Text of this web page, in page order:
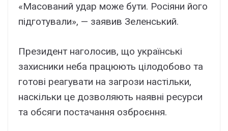
«Масований удар може бути. Росіяни його
підготували», — заявив Зеленський.
Президент наголосив, що українські
захисники неба працюють цілодобово та
готові реагувати на загрози настільки,
наскільки це дозволяють наявні ресурси
та обсяги постачання озброєння.